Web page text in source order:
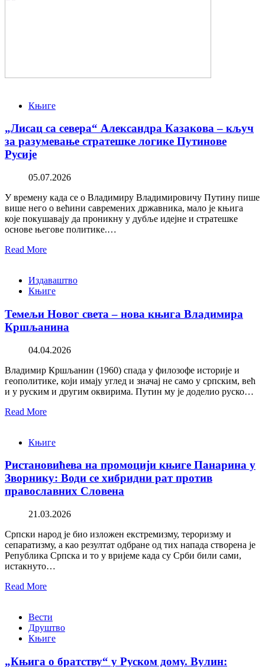
Књиге
„Лисац са севера“ Александра Казакова – кључ
за разумевање стратешке логике Путинове
Русије
05.07.2026
У времену када се о Владимиру Владимировичу Путину пише
више него о већини савремених државника, мало је књига
које покушавају да проникну у дубље идејне и стратешке
основе његове политике.…
Read More
Издаваштво
Књиге
Темељи Новог света – нова књига Владимира
Кршљанина
04.04.2026
Владимир Кршљанин (1960) спада у филозофе историје и
геополитике, који имају углед и значај не само у српским, већ
и у руским и другим оквирима. Путин му је доделио руско…
Read More
Књиге
Ристановићева на промоцији књиге Панарина у
Зворнику: Води се хибридни рат против
православних Словена
21.03.2026
Српски народ је био изложен екстремизму, тероризму и
сепаратизму, а као резултат одбране од тих напада створена је
Република Српска и то у вријеме када су Срби били сами,
истакнуто…
Read More
Вести
Друштво
Књиге
„Књига о братству“ у Руском дому. Вулин: